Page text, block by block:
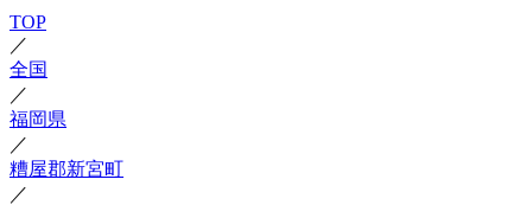
TOP
／
全国
／
福岡県
／
糟屋郡新宮町
／